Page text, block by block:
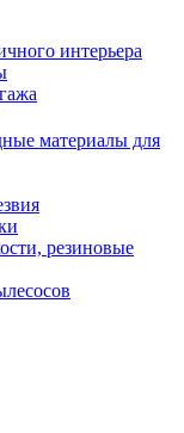
интерьера
материалы для
резиновые